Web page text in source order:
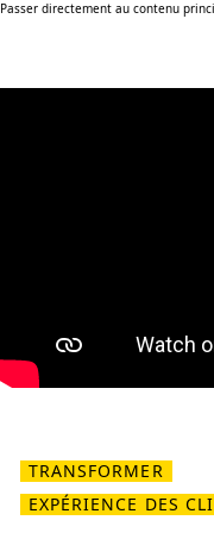
Passer directement au contenu
TRANSFORMER
EXPÉRIENCE DES